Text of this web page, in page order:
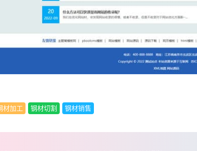
材加工 钢材切割 钢材销售